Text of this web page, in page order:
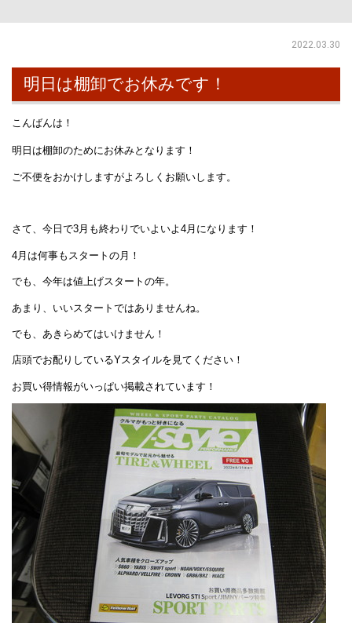
2022.03.30
明日は棚卸でお休みです！
こんばんは！
明日は棚卸のためにお休みとなります！
ご不便をおかけしますがよろしくお願いします。
さて、今日で3月も終わりでいよいよ4月になります！
4月は何事もスタートの月！
でも、今年は値上げスタートの年。
あまり、いいスタートではありませんね。
でも、あきらめてはいけません！
店頭でお配りしているYスタイルを見てください！
お買い得情報がいっぱい掲載されています！